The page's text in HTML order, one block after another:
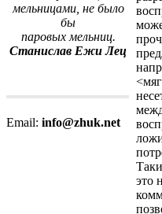
мельницами, не было
бы
паровых мельниц.
Станислав Ежи Лец
Email: info@zhuk.net
это